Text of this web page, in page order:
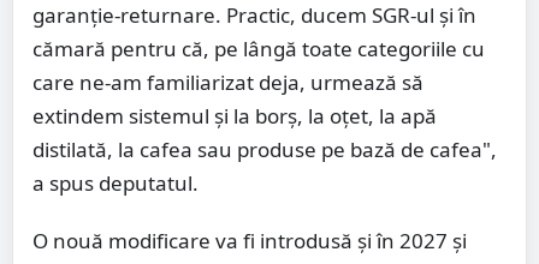
garanţie-returnare. Practic, ducem SGR-ul şi în
cămară pentru că, pe lângă toate categoriile cu
care ne-am familiarizat deja, urmează să
extindem sistemul şi la borş, la oţet, la apă
distilată, la cafea sau produse pe bază de cafea",
a spus deputatul.
O nouă modificare va fi introdusă și în 2027 și